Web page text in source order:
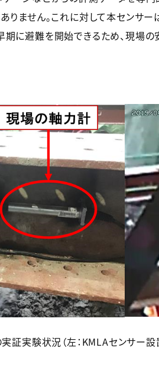
ません。これに対して本センサ
に避難を開始できるため、現場の
証実験状況（左：KMLAセンサー設